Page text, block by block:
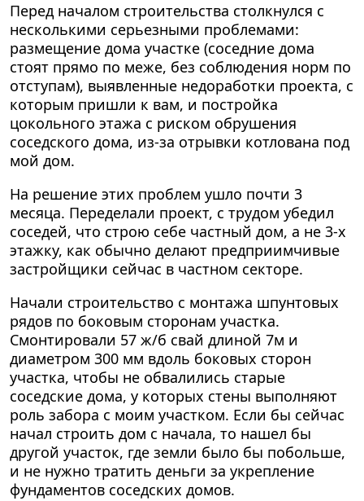
Перед началом строительства столкнулся с
несколькими серьезными проблемами:
размещение дома участке (соседние дома
стоят прямо по меже, без соблюдения норм по
отступам), выявленные недоработки проекта, с
которым пришли к вам, и постройка
цокольного этажа с риском обрушения
соседского дома, из-за отрывки котлована под
мой дом.
На решение этих проблем ушло почти 3
месяца. Переделали проект, с трудом убедил
соседей, что строю себе частный дом, а не 3-х
этажку, как обычно делают предприимчивые
застройщики сейчас в частном секторе.
Начали строительство с монтажа шпунтовых
рядов по боковым сторонам участка.
Смонтировали 57 ж/б свай длиной 7м и
диаметром 300 мм вдоль боковых сторон
участка, чтобы не обвалились старые
соседские дома, у которых стены выполняют
роль забора с моим участком. Если бы сейчас
начал строить дом с начала, то нашел бы
другой участок, где земли было бы побольше,
и не нужно тратить деньги за укрепление
фундаментов соседских домов.